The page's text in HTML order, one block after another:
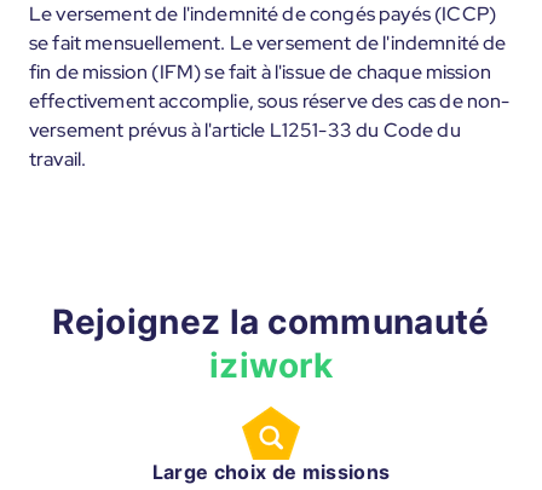
Le versement de l'indemnité de congés payés (ICCP)
se fait mensuellement. Le versement de l'indemnité de
fin de mission (IFM) se fait à l'issue de chaque mission
effectivement accomplie, sous réserve des cas de non-
versement prévus à l'article L1251-33 du Code du
travail.
Rejoignez la communauté
iziwork
Large choix de missions